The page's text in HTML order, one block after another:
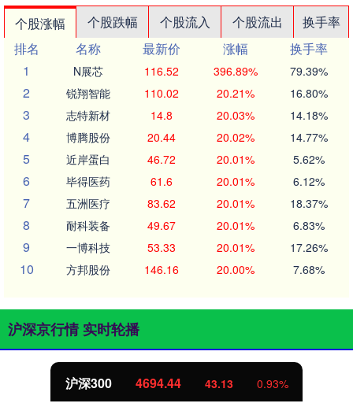
个股涨幅 个股跌幅 个股流入 个股流出
换手率
排名
名称 最新价 涨幅
换手率
1
N展芯 116.52 396.89% 79.39%
2 锐翔智能 110.02 20.21% 16.80%
3 志特新材 14.8 20.03% 14.18%
4 博腾股份 20.44 20.02% 14.77%
5 近岸蛋白 46.72 20.01% 5.62%
6 毕得医药 61.6 20.01% 6.12%
7 五洲医疗 83.62 20.01% 18.37%
8 耐科装备 49.67 20.01% 6.83%
9 一博科技 53.33 20.01% 17.26%
10 方邦股份 146.16 20.00% 7.68%
沪深京行情 实时轮播
沪深300 4694.44 43.13 0.93%